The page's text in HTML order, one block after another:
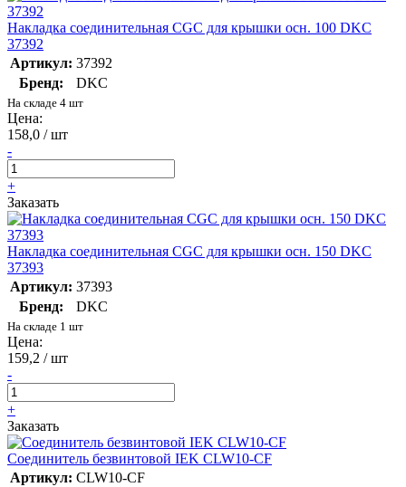
Накладка соединительная CGC для крышки осн. 100 DKC
37392
Артикул: 37392
Бренд:
DKC
На складе 4 шт
Цена:
158,0 / шт
-
+
Заказать
Накладка соединительная CGC для крышки осн. 150 DKC
37393
Артикул: 37393
Бренд:
DKC
На складе 1 шт
Цена:
159,2 / шт
-
+
Заказать
Соединитель безвинтовой IEK CLW10-CF
Артикул: CLW10-CF